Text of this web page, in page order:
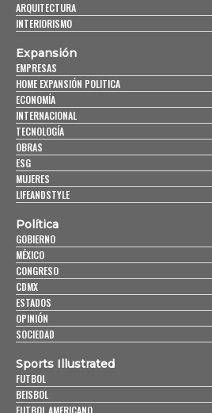
ARQUITECTURA
INTERIORISMO
Expansión
EMPRESAS
HOME EXPANSIÓN POLITICA
ECONOMÍA
INTERNACIONAL
TECNOLOGÍA
OBRAS
ESG
MUJERES
LIFEANDSTYLE
Política
GOBIERNO
MÉXICO
CONGRESO
CDMX
ESTADOS
OPINIÓN
SOCIEDAD
Sports Illustrated
FUTBOL
BEISBOL